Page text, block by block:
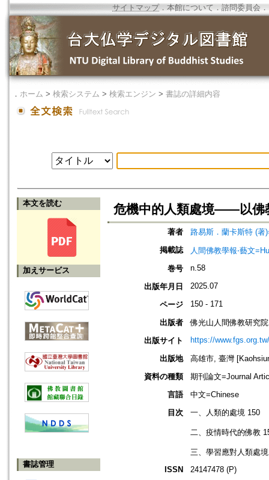
サイトマップ．本館について ． 諮問委員会 ．
． ホーム > 検索システム > 検索エンジン > 書誌の詳細内容
本文を読む
加えサービス
書誌管理
危機中的人類處境——以佛
著者
路易斯．蘭卡斯特 (著
掲載誌
人間佛教學報‧藝文
巻号
n.58
出版年月日 2025.07
ページ 150 - 171
出版者
佛光山人間佛教研究院
出版サイト
https://www.fgs.org.tw/
出版地
高雄市, 臺灣
資料の種類
期刊論文=Journal
言語
中文=Chinese
目次
一、人類的處境 150
二、疫情時代的佛教
三、學習應對人類處
ISSN
24147478 (P)